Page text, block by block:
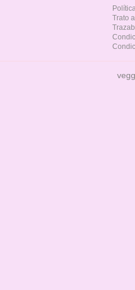
Trato